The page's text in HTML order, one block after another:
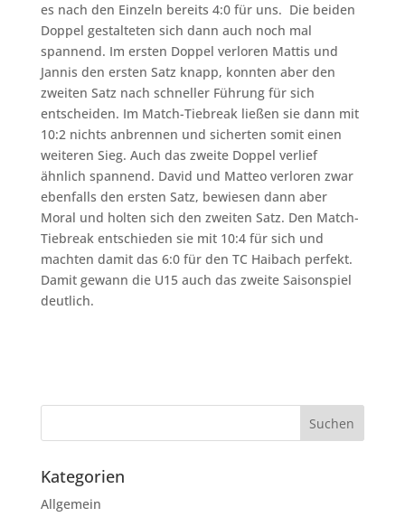
es nach den Einzeln bereits 4:0 für uns. Die beiden
Doppel gestalteten sich dann auch noch mal
spannend. Im ersten Doppel verloren Mattis und
Jannis den ersten Satz knapp, konnten aber den
zweiten Satz nach schneller Führung für sich
entscheiden. Im Match-Tiebreak ließen sie dann mit
10:2 nichts anbrennen und sicherten somit einen
weiteren Sieg. Auch das zweite Doppel verlief
ähnlich spannend. David und Matteo verloren zwar
ebenfalls den ersten Satz, bewiesen dann aber
Moral und holten sich den zweiten Satz. Den Match-
Tiebreak entschieden sie mit 10:4 für sich und
machten damit das 6:0 für den TC Haibach perfekt.
Damit gewann die U15 auch das zweite Saisonspiel
deutlich.
Kategorien
Allgemein